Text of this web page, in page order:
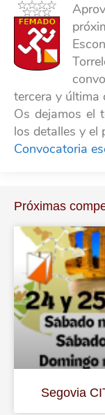
tercera y última
Os dejamos el
los detalles y el
Convocatoria
Próximas
Segovia